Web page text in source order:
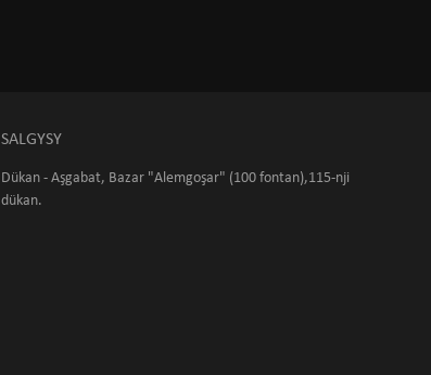
SALGYSY
Dükan - Aşgabat, Bazar "Alemgoşar" (100 fontan),115-nji
dükan.